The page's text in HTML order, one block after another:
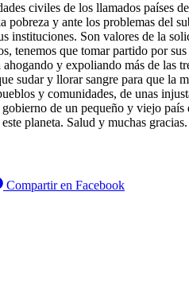
civiles de los llamados países
y ante los problemas del
instituciones. Son valores de la
tenemos que tomar partido por
y expoliando más de las
sudar y llorar sangre para que la
y comunidades, de unas
de un pequeño y viejo
planeta. Salud y muchas gracias.
Compartir en Facebook